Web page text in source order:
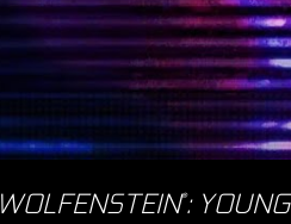
WOLFENSTEIN®: